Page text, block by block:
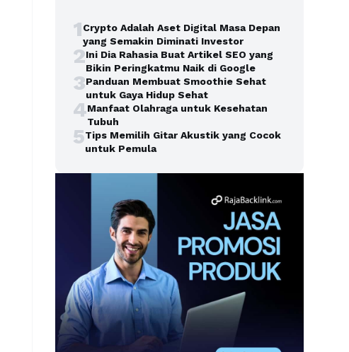
1Crypto Adalah Aset Digital Masa Depan
yang Semakin Diminati Investor
2Ini Dia Rahasia Buat Artikel SEO yang
Bikin Peringkatmu Naik di Google
3Panduan Membuat Smoothie Sehat
untuk Gaya Hidup Sehat
4Manfaat Olahraga untuk Kesehatan
Tubuh
5Tips Memilih Gitar Akustik yang Cocok
untuk Pemula